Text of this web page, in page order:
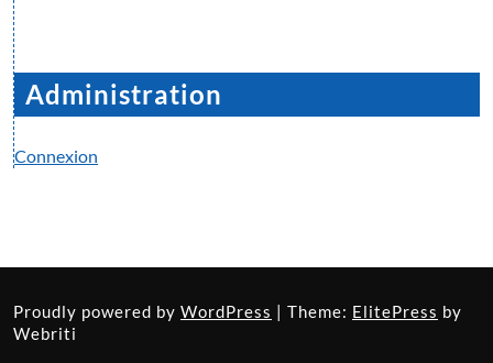
Administration
Connexion
Proudly powered by WordPress | Theme: ElitePress by
Webriti